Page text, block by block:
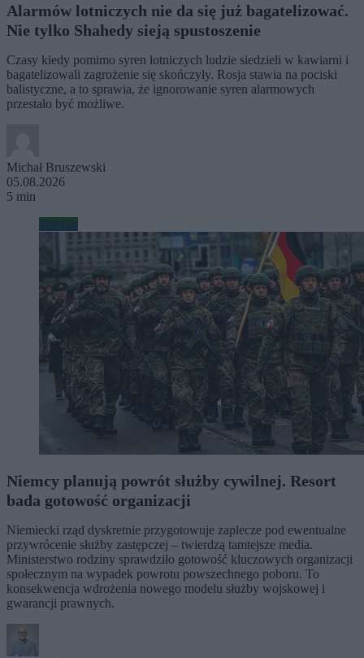
Alarmów lotniczych nie da się już bagatelizować.
Nie tylko Shahedy sieją spustoszenie
Czasy kiedy pomimo syren lotniczych ludzie siedzieli w kawiarni i
bagatelizowali zagrożenie się skończyły. Rosja stawia na pociski
balistyczne, a to sprawia, że ignorowanie syren alarmowych
przestało być możliwe.
Michał Bruszewski
05.08.2026
5 min
Wojsko
Niemcy planują powrót służby cywilnej. Resort
bada gotowość organizacji
Niemiecki rząd dyskretnie przygotowuje zaplecze pod ewentualne
przywrócenie służby zastępczej – twierdzą tamtejsze media.
Ministerstwo rodziny sprawdziło gotowość kluczowych organizacji
społecznym na wypadek powrotu powszechnego poboru. To
konsekwencja wdrożenia nowego modelu służby wojskowej i
gwarancji prawnych.